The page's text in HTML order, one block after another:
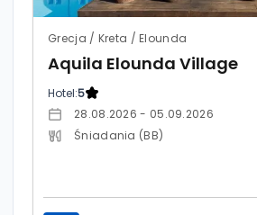
Grecja / Kreta / Elounda
Aquila Elounda Village
Hotel:5
28.08.2026 - 05.09.2026
Śniadania (BB)